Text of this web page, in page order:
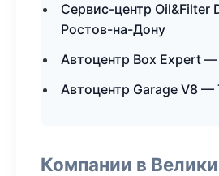
Сервис-центр Oil&Filter
Ростов-на-Дону
Автоцентр Box Expert
Автоцентр Garage V8
Компании в